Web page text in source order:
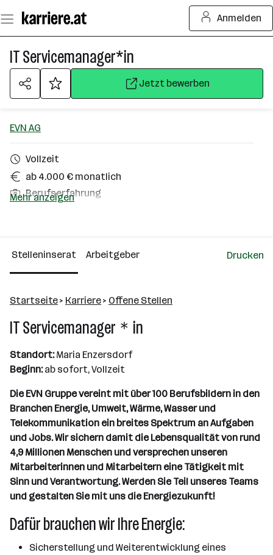
Seiteninhalt
springen
Anmelden
IT Servicemanager*in
Jetzt bewerben
EVN AG
Vollzeit
ab 4.000 € monatlich
Berufserfahrung
Maria Enzersdorf
Mehr anzeigen
Stelleninserat Arbeitgeber Drucken
Startseite> Karriere> Offene Stellen
IT Servicemanager＊in
Standort:Maria Enzersdorf
Beginn:ab sofort, Vollzeit
Die EVN Gruppe vereint mit über 100 Berufsbildern in den
Branchen Energie, Umwelt, Wärme, Wasser und
Telekommunikation ein breites Spektrum an Aufgaben
und Jobs. Wir sichern damit die Lebensqualität von rund
4,9 Millionen Menschen und versprechen unseren
Mitarbeiterinnen und Mitarbeitern eine Tätigkeit mit
Sinn und Verantwortung. Werden Sie Teil unseres Teams
und gestalten Sie mit uns die Energiezukunft!
Dafür brauchen wir Ihre Energie:
Sicherstellung und Weiterentwicklung eines